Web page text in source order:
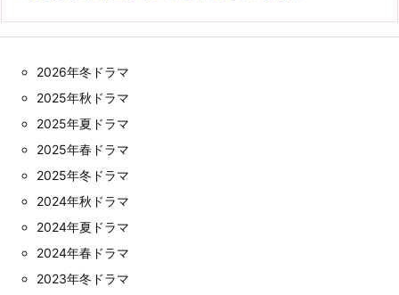
2026年冬ドラマ
2025年秋ドラマ
2025年夏ドラマ
2025年春ドラマ
2025年冬ドラマ
2024年秋ドラマ
2024年夏ドラマ
2024年春ドラマ
2023年冬ドラマ